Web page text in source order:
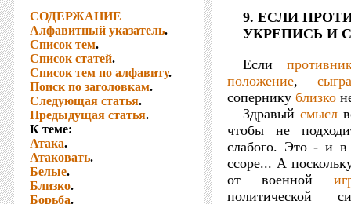
СОДЕРЖАНИЕ
Алфавитный указатель.
Список тем.
Список статей.
Список тем по алфавиту.
Поиск по заголовкам.
Следующая статья.
Предыдущая статья.
К теме:
Атака.
Атаковать.
Белые.
Близко.
Борьба.
9. ЕСЛИ
УКРЕПИСЬ И
Если
положение,
сопернику близко
Здравыйсмысл
чтобы не
слабого. Это - и в
ссоре... А
от военной